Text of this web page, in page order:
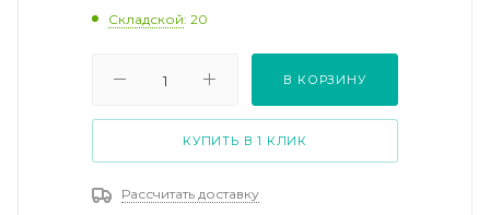
Складской: 20
В КОРЗИНУ
КУПИТЬ В 1 КЛИК
Рассчитать доставку